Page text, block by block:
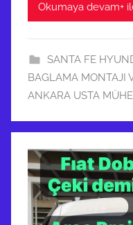
Okumaya devam+
SANTA FE
BAGLAMA MONTAJI
ANKARA USTA